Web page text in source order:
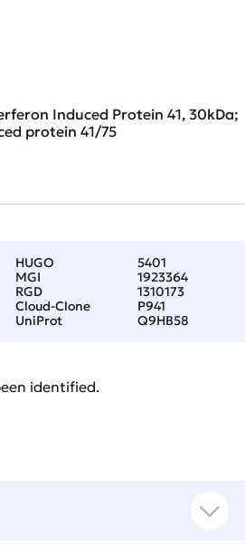
Induced Protein 41, 30kDa;
protein 41/75
HUGO
5401
MGI
1923364
RGD
1310173
Cloud-Clone
P941
UniProt
Q9HB58
identified.